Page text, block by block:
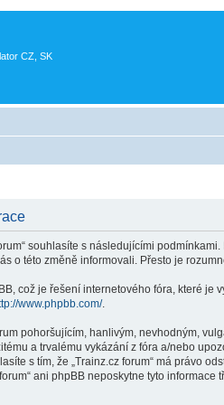
CZ, SK
souhlasíte s následujícími
o této změně informovali. Přesto je
což je řešení internetového fóra, které je
www.phpbb.com/.
pohoršujícím, hanlivým, nevhodným,
a trvalému vykázání z fóra a/nebo
s tím, že „Trainz.cz forum“ má právo
ani phpBB neposkytne tyto